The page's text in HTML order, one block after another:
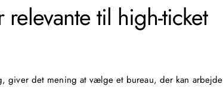
til high-ticket
giver det mening at vælge et bureau, der kan arbejde